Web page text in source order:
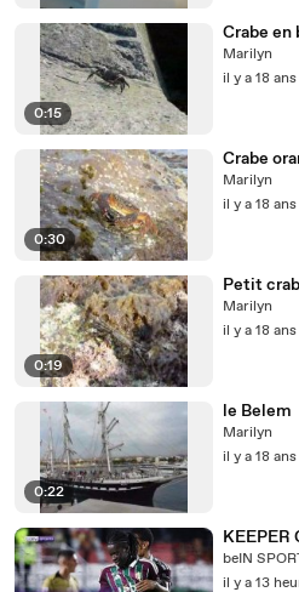
0:15
Crabe en
Marilyn
il y a 18 ans
0:30
Crabe
Marilyn
il y a 18 ans
0:19
Petit
Marilyn
il y a 18 ans
0:22
le Belem
Marilyn
il y a 18 ans
KEEPER
beIN
il y a 13